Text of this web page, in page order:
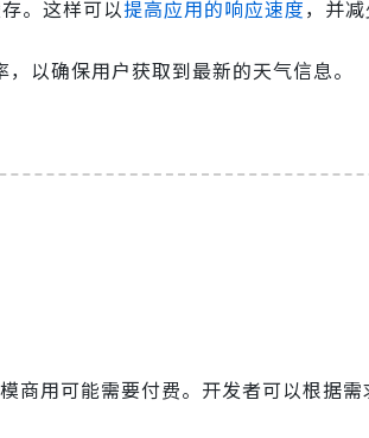
。这样可以提高应用的响应速度，并
以确保用户获取到最新的天气信息。
商用可能需要付费。开发者可以根据